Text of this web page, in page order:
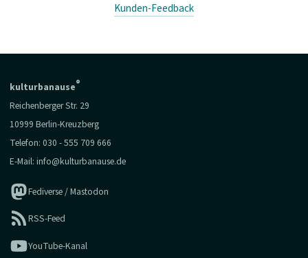
Kunden-Feedback
kulturbanause®
Reichenberger Str. 29
10999 Berlin-Kreuzberg
Telefon: 030 - 555 709 666
E-Mail: info@kulturbanause.de
Fediverse / Mastodon
RSS-Feed
YouTube-Kanal